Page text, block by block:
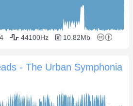
44100Hz 10.82Mb
- The Urban Symphonia